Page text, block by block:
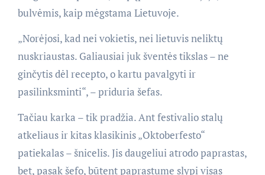
bulvėmis, kaip mėgstama Lietuvoje.
„Norėjosi, kad nei vokietis, nei lietuvis neliktų
nuskriaustas. Galiausiai juk šventės tikslas – ne
ginčytis dėl recepto, o kartu pavalgyti ir
pasilinksminti“, – priduria šefas.
Tačiau karka – tik pradžia. Ant festivalio stalų
atkeliaus ir kitas klasikinis „Oktoberfesto“
patiekalas – šnicelis. Jis daugeliui atrodo paprastas,
bet, pasak šefo, būtent paprastume slypi visas